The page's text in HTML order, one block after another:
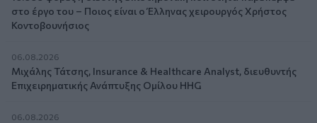
στο έργο του – Ποιος είναι ο Έλληνας χειρουργός Χρήστος
Κοντοβουνήσιος
06.08.2026
Μιχάλης Τάτσης, Insurance & Healthcare Analyst, διευθυντής
Επιχειρηματικής Ανάπτυξης Ομίλου HHG
06.08.2026